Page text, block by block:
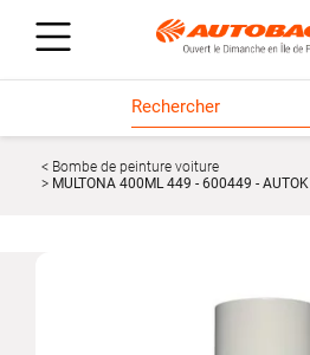
Bombe de peinture voiture
MULTONA 400ML 449 - 600449 - AUTOK